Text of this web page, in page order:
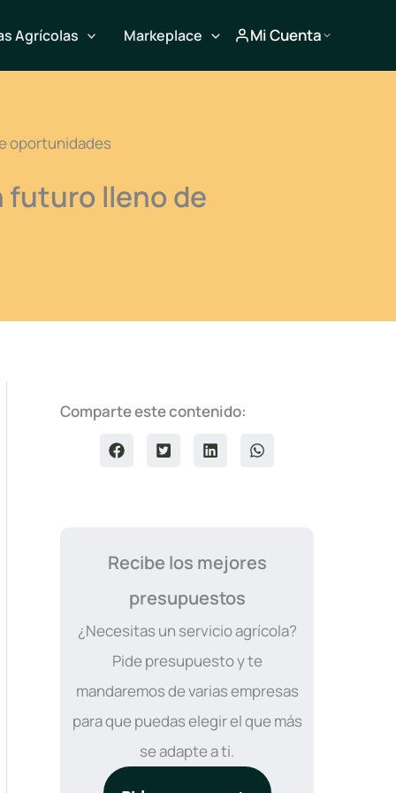
Agrícolas Markeplace Mi Cuenta
oportunidades
futuro lleno de
Comparte este contenido:
Recibe los mejores
presupuestos
¿Necesitas un servicio agrícola?
Pide presupuesto y te
mandaremos de varias empresas
para que puedas elegir el que más
se adapte a ti.